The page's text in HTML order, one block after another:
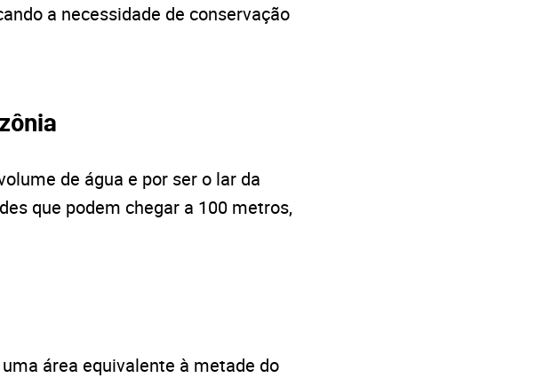
a necessidade de conservação
de água e por ser o lar da
que podem chegar a 100 metros,
área equivalente à metade do